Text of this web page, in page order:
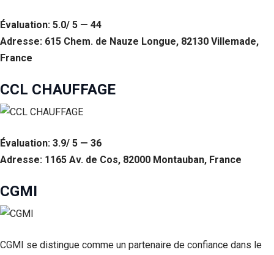
Évaluation: 5.0/ 5 — 44
Adresse: 615 Chem. de Nauze Longue, 82130 Villemade,
France
CCL CHAUFFAGE
Évaluation: 3.9/ 5 — 36
Adresse: 1165 Av. de Cos, 82000 Montauban, France
CGMI
CGMI se distingue comme un partenaire de confiance dans le